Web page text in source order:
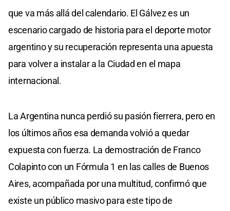
que va más allá del calendario. El Gálvez es un
escenario cargado de historia para el deporte motor
argentino y su recuperación representa una apuesta
para volver a instalar a la Ciudad en el mapa
internacional.
La Argentina nunca perdió su pasión fierrera, pero en
los últimos años esa demanda volvió a quedar
expuesta con fuerza. La demostración de Franco
Colapinto con un Fórmula 1 en las calles de Buenos
Aires, acompañada por una multitud, confirmó que
existe un público masivo para este tipo de